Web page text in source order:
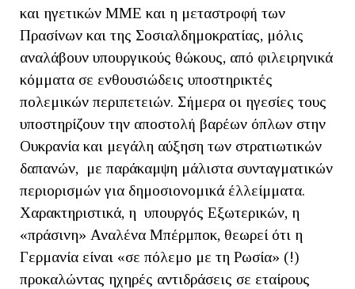
και ηγετικών ΜΜΕ και η μεταστροφή των
Πρασίνων και της Σοσιαλδημοκρατίας, μόλις
αναλάβουν υπουργικούς θώκους, από φιλειρηνικά
κόμματα σε ενθουσιώδεις υποστηρικτές
πολεμικών περιπετειών. Σήμερα οι ηγεσίες τους
υποστηρίζουν την αποστολή βαρέων όπλων στην
Ουκρανία και μεγάλη αύξηση των στρατιωτικών
δαπανών, με παράκαμψη μάλιστα συνταγματικών
περιορισμών για δημοσιονομικά έλλείμματα.
Χαρακτηριστικά, η υπουργός Εξωτερικών, η
«πράσινη» Αναλένα Μπέρμποκ, θεωρεί ότι η
Γερμανία είναι «σε πόλεμο με τη Ρωσία» (!)
προκαλώντας ηχηρές αντιδράσεις σε εταίρους